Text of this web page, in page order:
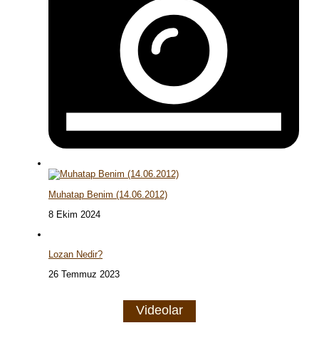
Muhatap Benim (14.06.2012)
8 Ekim 2024
Lozan Nedir?
26 Temmuz 2023
Videolar